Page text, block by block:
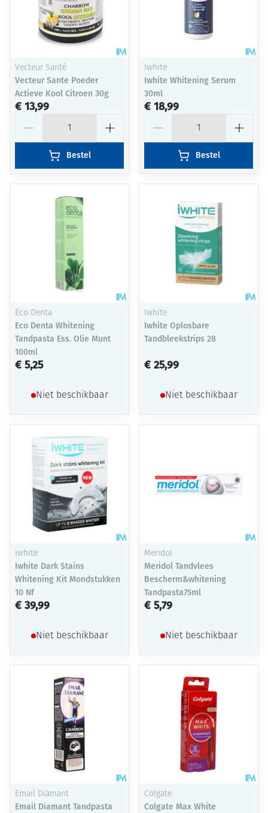
Vecteur Santé
Vecteur Sante Poeder
Actieve Kool Citroen 30g
€ 13,99
Bestel
Iwhite
Iwhite Whitening Serum
30ml
€ 18,99
Bestel
Eco Denta
Eco Denta Whitening
Tandpasta Ess. Olie Munt
100ml
€ 5,25
Niet beschikbaar
Iwhite
Iwhite Oplosbare
Tandbleekstrips 28
€ 25,99
Niet beschikbaar
Iwhite
Iwhite Dark Stains
Whitening Kit Mondstukken
10 Nf
€ 39,99
Niet beschikbaar
Meridol
Meridol Tandvlees
Bescherm&whitening
Tandpasta75ml
€ 5,79
Niet beschikbaar
Email Diamant
Email Diamant Tandpasta
Colgate
Colgate Max White